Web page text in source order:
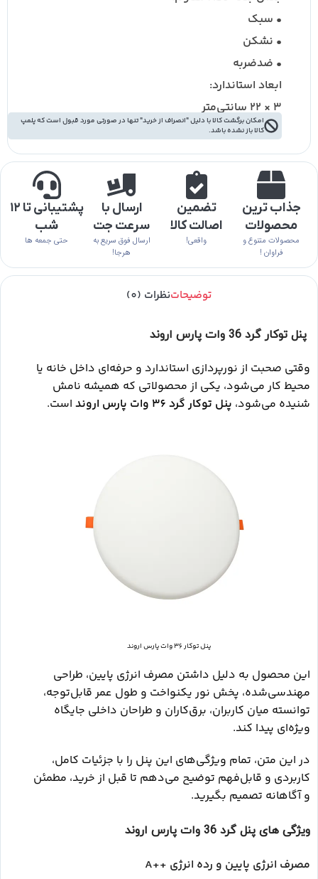
• سبک
• نشکن
• ضدضربه
ابعاد استاندارد:
3 × 22 سانتی‌متر
امکان برگشت کالا با دلیل "انصراف از خرید" تنها در صورتی مورد قبول است که پلمپ
کالا باز نشده باشد.
جذاب ترین
محصولات
محصولات متنوع و
فراوان !
تضمین
اصالت کالا
واقعی!
ارسال با
سرعت جت
ارسال فوق سریع به
هرجا!
پشتیبانی تا ۱۲
شب
حتی جمعه ها
توضیحاتنظرات (0)
پنل توکار گرد 36 وات پارس اروند
وقتی صحبت از نورپردازی استاندارد و حرفه‌ای داخل خانه یا
محیط کار می‌شود، یکی از محصولاتی که همیشه نامش
شنیده می‌شود، پنل توکار گرد 36 وات پارس اروند است.
پنل توکار 36 وات پارس اروند
این محصول به دلیل داشتن مصرف انرژی پایین، طراحی
مهندسی‌شده، پخش نور یکنواخت و طول عمر قابل‌توجه،
توانسته میان کاربران، برق‌کاران و طراحان داخلی جایگاه
ویژه‌ای پیدا کند.
در این متن، تمام ویژگی‌های این پنل را با جزئیات کامل،
کاربردی و قابل‌فهم توضیح می‌دهم تا قبل از خرید، مطمئن
و آگاهانه تصمیم بگیرید.
ویژگی های پنل گرد 36 وات پارس اروند
مصرف انرژی پایین و رده انرژی ++A